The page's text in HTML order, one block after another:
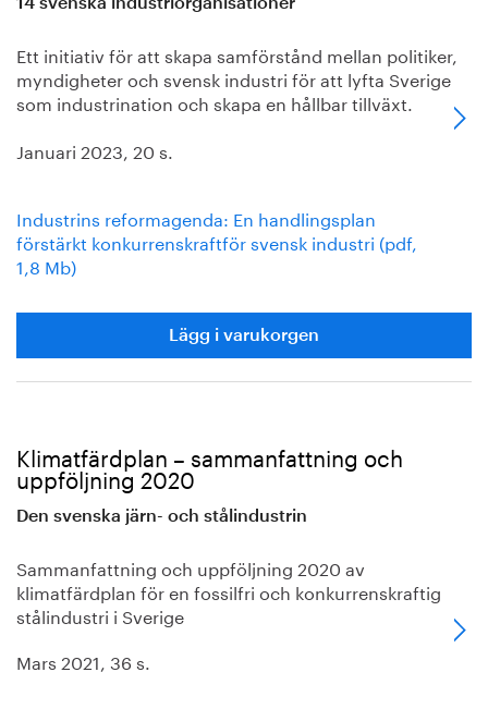
Ett initiativ för att skapa samförstånd mellan politiker,
myndigheter och svensk industri för att lyfta Sverige
som industrination och skapa en hållbar tillväxt.
Januari 2023, 20 s.
Industrins reformagenda: En handlingsplan
förstärkt konkurrenskraftför svensk industri (pdf,
1,8 Mb)
Lägg i varukorgen
Klimatfärdplan – sammanfattning och
uppföljning 2020
Den svenska järn- och stålindustrin
Sammanfattning och uppföljning 2020 av
klimatfärdplan för en fossilfri och konkurrenskraftig
stålindustri i Sverige
Mars 2021, 36 s.